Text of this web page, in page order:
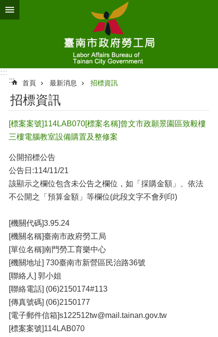
跳到主要內容區塊
:::
:::
首頁 最新消息 招標資訊
招標資訊
[標案案號]114LAB070[標案名稱]曾文市政願景園區致毅樓
三樓電腦教室設備購置及整修案
公開招標公告
公告日:114/11/21
該顯示之欄位包含未公告之欄位，如「採購金額」、依法
不公開之「預算金額」等欄位(此段文字不會列印)
[機關代碼]3.95.24
[機關名稱]臺南市政府勞工局
[單位名稱]南門勞工育樂中心
[機關地址] 730臺南市新營區民治路36號
[聯絡人] 郭小姐
[聯絡電話] (06)2150174#113
[傳真號碼] (06)2150177
[電子郵件信箱]s122512tw@mail.tainan.gov.tw
[標案案號]114LAB070